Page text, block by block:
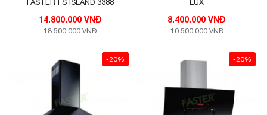
FASTER FS ISLAND 3388
14.800.000 VNĐ
18.500.000 VNĐ
LUX
8.400.000 VNĐ
10.500.000 VNĐ
-20% -20%